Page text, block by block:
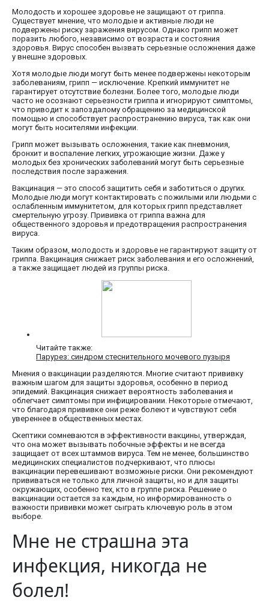
Молодость и хорошее здоровье не защищают от гриппа.
Существует мнение, что молодые и активные люди не
подвержены риску заражения вирусом. Однако грипп может
поразить любого, независимо от возраста и состояния
здоровья. Вирус способен вызвать серьезные осложнения даже
у внешне здоровых.
Хотя молодые люди могут быть менее подвержены некоторым
заболеваниям, грипп — исключение. Крепкий иммунитет не
гарантирует отсутствие болезни. Более того, молодые люди
часто не осознают серьезности гриппа и игнорируют симптомы,
что приводит к запоздалому обращению за медицинской
помощью и способствует распространению вируса, так как они
могут быть носителями инфекции.
Грипп может вызывать осложнения, такие как пневмония,
бронхит и воспаление легких, угрожающие жизни. Даже у
молодых без хронических заболеваний могут быть серьезные
последствия после заражения.
Вакцинация — это способ защитить себя и заботиться о других.
Молодые люди могут контактировать с пожилыми или людьми с
ослабленным иммунитетом, для которых грипп представляет
смертельную угрозу. Прививка от гриппа важна для
общественного здоровья и предотвращения распространения
вируса.
Таким образом, молодость и здоровье не гарантируют защиту от
гриппа. Вакцинация снижает риск заболевания и его осложнений,
а также защищает людей из группы риска.
Читайте также:
Парурез: синдром стеснительного мочевого пузыря
Мнения о вакцинации разделяются. Многие считают прививку
важным шагом для защиты здоровья, особенно в период
эпидемий. Вакцинация снижает вероятность заболевания и
облегчает симптомы при инфицировании. Некоторые отмечают,
что благодаря прививке они реже болеют и чувствуют себя
увереннее в общественных местах.
Скептики сомневаются в эффективности вакцины, утверждая,
что она может вызывать побочные эффекты и не всегда
защищает от всех штаммов вируса. Тем не менее, большинство
медицинских специалистов подчеркивают, что плюсы
вакцинации перевешивают возможные риски. Они рекомендуют
прививаться не только для личной защиты, но и для защиты
окружающих, особенно тех, кто в группе риска. Решение о
вакцинации остается за каждым, но информированность о
важности прививки может сыграть ключевую роль в этом
выборе.
Мне не страшна эта
инфекция, никогда не
болел!